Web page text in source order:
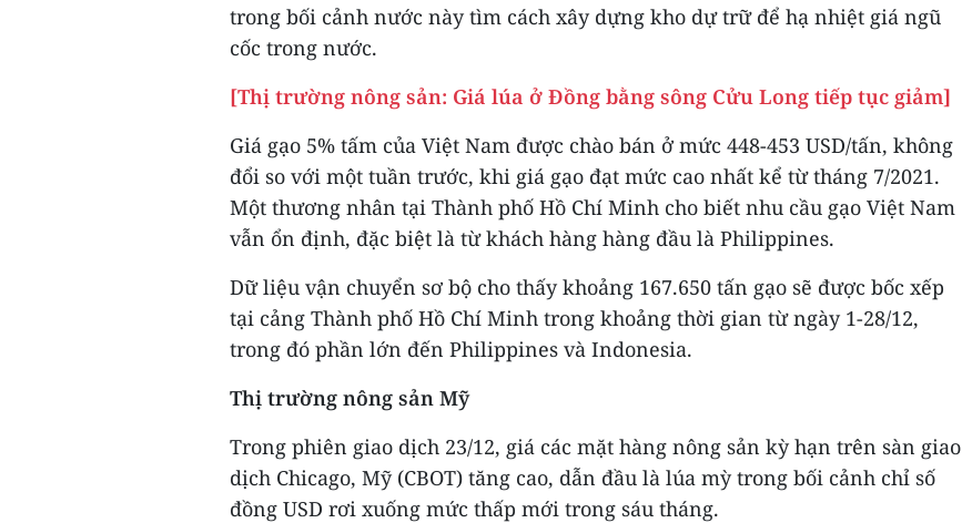
trong bối cảnh nước này tìm cách xây dựng kho dự trữ để hạ nhiệt giá ngũ
cốc trong nước.
[Thị trường nông sản: Giá lúa ở Đồng bằng sông Cửu Long tiếp tục giảm]
Giá gạo 5% tấm của Việt Nam được chào bán ở mức 448-453 USD/tấn, không
đổi so với một tuần trước, khi giá gạo đạt mức cao nhất kể từ tháng 7/2021.
Một thương nhân tại Thành phố Hồ Chí Minh cho biết nhu cầu gạo Việt Nam
vẫn ổn định, đặc biệt là từ khách hàng hàng đầu là Philippines.
Dữ liệu vận chuyển sơ bộ cho thấy khoảng 167.650 tấn gạo sẽ được bốc xếp
tại cảng Thành phố Hồ Chí Minh trong khoảng thời gian từ ngày 1-28/12,
trong đó phần lớn đến Philippines và Indonesia.
Thị trường nông sản Mỹ
Trong phiên giao dịch 23/12, giá các mặt hàng nông sản kỳ hạn trên sàn giao
dịch Chicago, Mỹ (CBOT) tăng cao, dẫn đầu là lúa mỳ trong bối cảnh chỉ số
đồng USD rơi xuống mức thấp mới trong sáu tháng.